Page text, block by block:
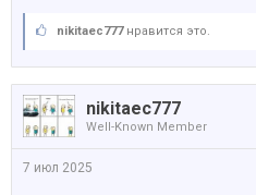
nikitaec777нравится это.
nikitaec777
Well-Known Member
7 июл 2025